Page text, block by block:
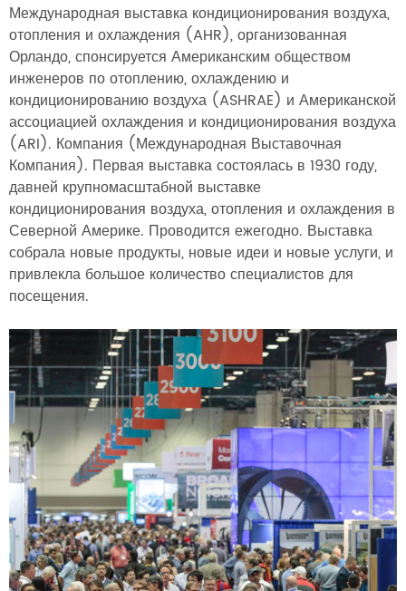
Международная выставка кондиционирования воздуха,
отопления и охлаждения (AHR), организованная
Орландо, спонсируется Американским обществом
инженеров по отоплению, охлаждению и
кондиционированию воздуха (ASHRAE) и Американской
ассоциацией охлаждения и кондиционирования воздуха
(ARI). Компания (Международная Выставочная
Компания). Первая выставка состоялась в 1930 году,
давней крупномасштабной выставке
кондиционирования воздуха, отопления и охлаждения в
Северной Америке. Проводится ежегодно. Выставка
собрала новые продукты, новые идеи и новые услуги, и
привлекла большое количество специалистов для
посещения.